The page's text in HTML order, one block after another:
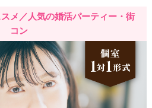
メ／人気の婚活パーティー・街
コン